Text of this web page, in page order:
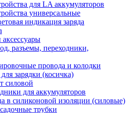
для LA аккумуляторов
универсальные
индикация заряда
разъемы, переходники,
провода и колодки
зарядки (косичка)
силовой
для аккумуляторов
в силиконовой изоляции (силовые)
трубки